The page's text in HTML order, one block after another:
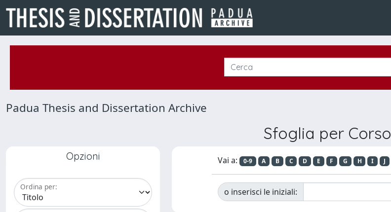
Padua Thesis and Dissertation Archive
Sfoglia per Corso
Opzioni
Ordina per:
Vai a: 0-9 A B C D E F G H I J
o inserisci le iniziali: